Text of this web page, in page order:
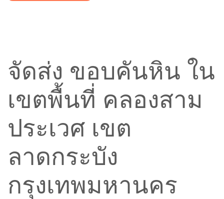
จัดส่ง ขอบคันหิน ใน
เขตพื้นที่ คลองสาม
ประเวศ เขต
ลาดกระบัง
กรุงเทพมหานคร